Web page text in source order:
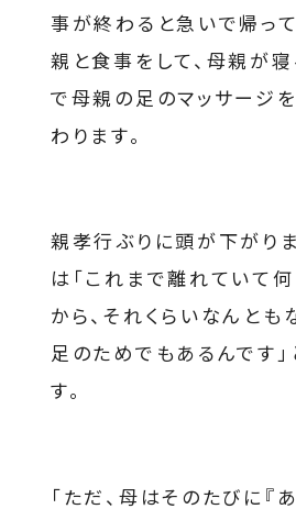
事が終わると急いで帰っ
親と食事をして、母親が
で母親の足のマッサージ
わります。
親孝行ぶりに頭が下がり
は「これまで離れていて
から、それくらいなんとも
足のためでもあるんです
す。
「ただ、母はそのたびに